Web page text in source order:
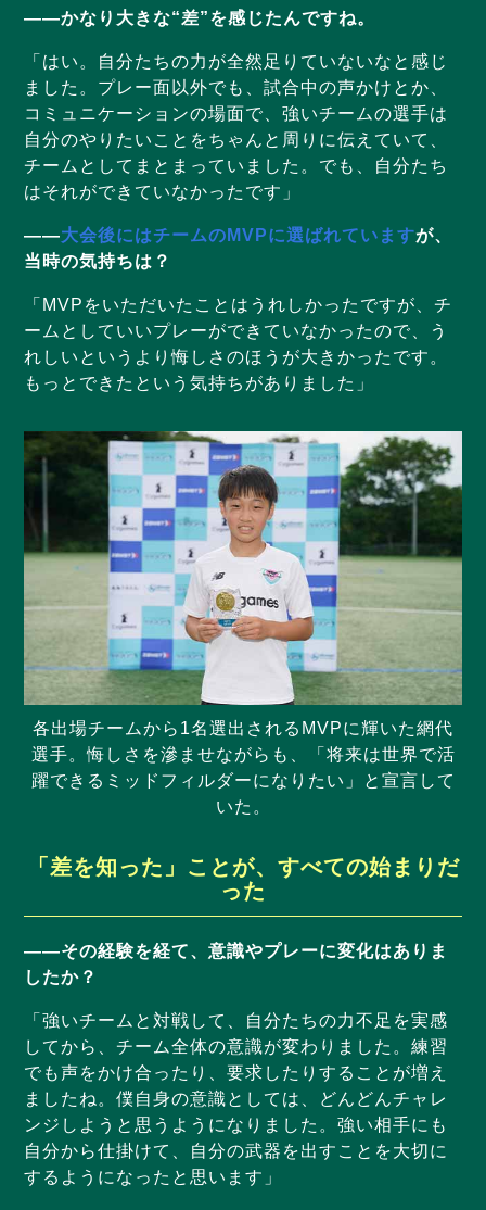
——かなり大きな“差”を感じたんですね。
「はい。自分たちの力が全然足りていないなと感じ
ました。プレー面以外でも、試合中の声かけとか、
コミュニケーションの場面で、強いチームの選手は
自分のやりたいことをちゃんと周りに伝えていて、
チームとしてまとまっていました。でも、自分たち
はそれができていなかったです」
——大会後にはチームのMVPに選ばれていますが、
当時の気持ちは？
「MVPをいただいたことはうれしかったですが、チ
ームとしていいプレーができていなかったので、う
れしいというより悔しさのほうが大きかったです。
もっとできたという気持ちがありました」
各出場チームから1名選出されるMVPに輝いた網代
選手。悔しさを滲ませながらも、「将来は世界で活
躍できるミッドフィルダーになりたい」と宣言して
いた。
「差を知った」ことが、すべての始まりだ
った
——その経験を経て、意識やプレーに変化はありま
したか？
「強いチームと対戦して、自分たちの力不足を実感
してから、チーム全体の意識が変わりました。練習
でも声をかけ合ったり、要求したりすることが増え
ましたね。僕自身の意識としては、どんどんチャレ
ンジしようと思うようになりました。強い相手にも
自分から仕掛けて、自分の武器を出すことを大切に
するようになったと思います」